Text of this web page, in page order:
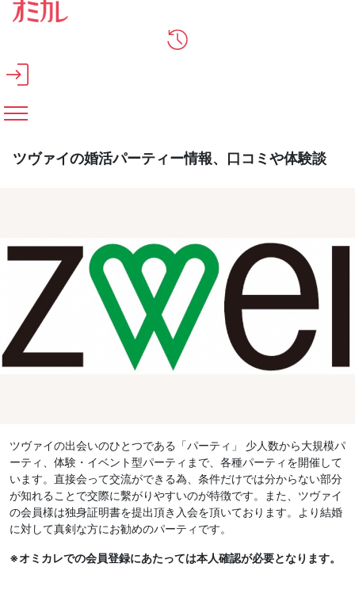
メインコンテンツへスキップ
ツヴァイの婚活パーティー情報、口コミや体験談
ツヴァイの出会いのひとつである「パーティ」 少人数から大規模パ
ーティ、体験・イベント型パーティまで、各種パーティを開催して
います。直接会って交流ができる為、条件だけでは分からない部分
が知れることで交際に繫がりやすいのが特徴です。また、ツヴァイ
の会員様は独身証明書を提出頂き入会を頂いております。より結婚
に対して真剣な方にお勧めのパーティです。
※オミカレでの会員登録にあたっては本人確認が必要となります。